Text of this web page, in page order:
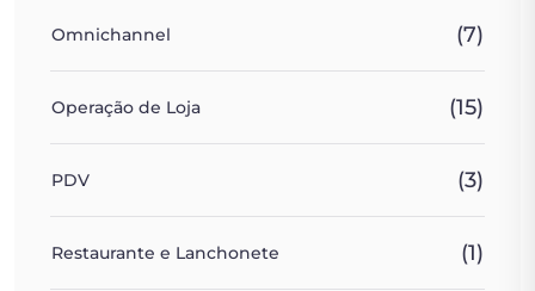
Omnichannel (7)
Operação de Loja (15)
PDV (3)
Restaurante e Lanchonete (1)